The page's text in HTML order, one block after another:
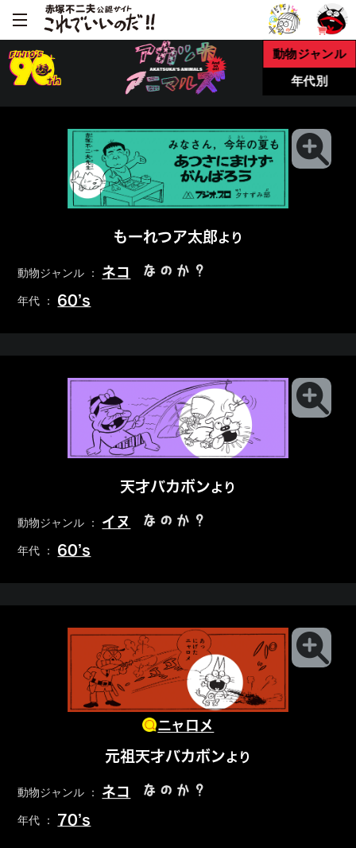
動物ジャンル
年代別
もーれつア太郎より
動物ジャンル ： ネコ なのか？
年代 ： 60’s
天才バカボンより
動物ジャンル ： イヌ なのか？
年代 ： 60’s
ニャロメ
元祖天才バカボンより
動物ジャンル ： ネコ なのか？
年代 ： 70’s